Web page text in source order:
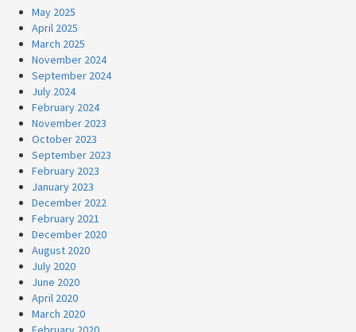
May 2025
April 2025
March 2025
November 2024
September 2024
July 2024
February 2024
November 2023
October 2023
September 2023
February 2023
January 2023
December 2022
February 2021
December 2020
August 2020
July 2020
June 2020
April 2020
March 2020